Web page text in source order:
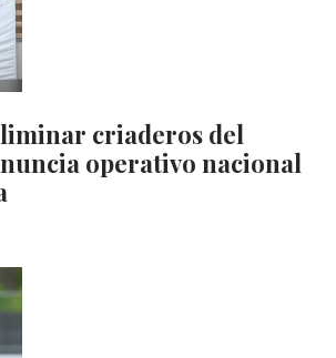
criaderos del
operativo nacional